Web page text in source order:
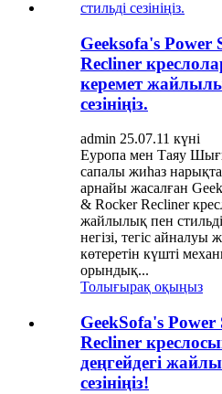
Geeksofa's
Recliner
керемет
сезініңіз.
admin 25.07.11 күні
Еуропа мен Таяу
сапалы жиһаз
арнайы жасалған
& Rocker Recliner
жайлылық пен стильді
негізі, тегіс айналуы
көтеретін күшті
орындық...
Толығырақ оқыңыз
GeekSofa's
Recliner
деңгейдегі
сезініңіз!